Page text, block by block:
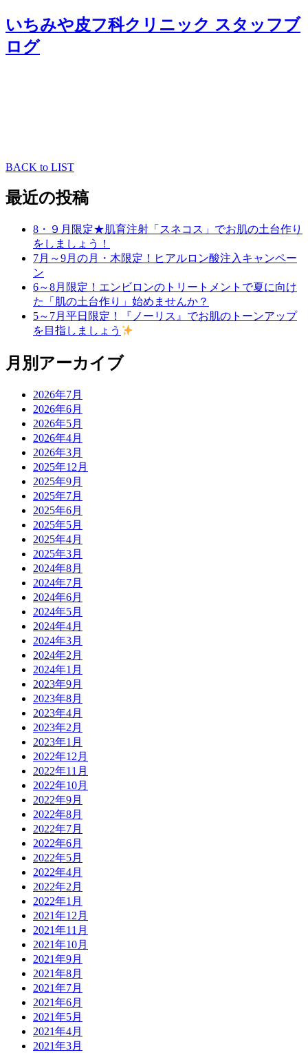
いちみや皮フ科クリニック スタッフブ
ログ
BACK to LIST
最近の投稿
8・９月限定★肌育注射「スネコス」でお肌の土台作り
をしましょう！
7月～9月の月・木限定！ヒアルロン酸注入キャンペー
ン
6～8月限定！エンビロンのトリートメントで夏に向け
た「肌の土台作り」始めませんか？
5～7月平日限定！『ノーリス』でお肌のトーンアップ
を目指しましょう
月別アーカイブ
2026年7月
2026年6月
2026年5月
2026年4月
2026年3月
2025年12月
2025年9月
2025年7月
2025年6月
2025年5月
2025年4月
2025年3月
2024年8月
2024年7月
2024年6月
2024年5月
2024年4月
2024年3月
2024年2月
2024年1月
2023年9月
2023年8月
2023年4月
2023年2月
2023年1月
2022年12月
2022年11月
2022年10月
2022年9月
2022年8月
2022年7月
2022年6月
2022年5月
2022年4月
2022年2月
2022年1月
2021年12月
2021年11月
2021年10月
2021年9月
2021年8月
2021年7月
2021年6月
2021年5月
2021年4月
2021年3月